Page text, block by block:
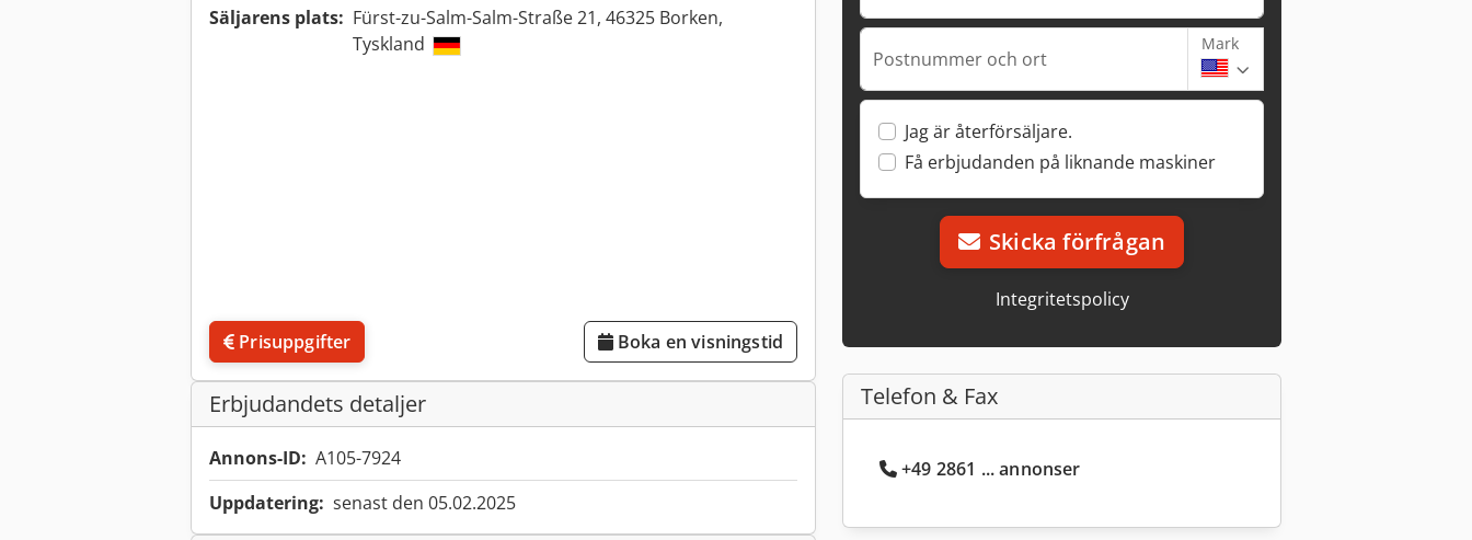
Säljarens plats: Fürst-zu-Salm-Salm-Straße 21, 46325 Borken,
Tyskland
Prisuppgifter Boka en visningstid
Erbjudandets detaljer
Annons-ID: A105-7924
Uppdatering: senast den 05.02.2025
Postnummer och ort
Mark
Jag är återförsäljare.
Få erbjudanden på liknande maskiner
Skicka förfrågan
Integritetspolicy
Telefon & Fax
+49 2861 ... annonser